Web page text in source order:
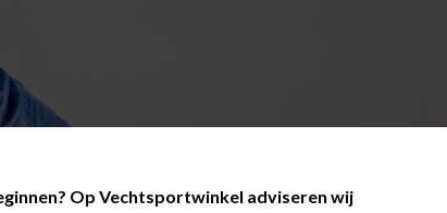
Op Vechtsportwinkel adviseren wij